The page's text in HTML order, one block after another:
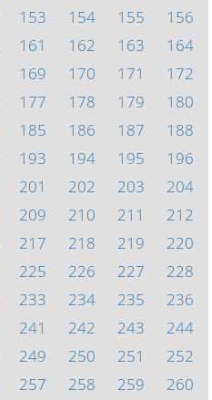
153 154 155
156
161 162 163
164
169 170 171
172
177 178 179
180
185 186 187
188
193 194 195
196
201 202 203
204
209 210 211
212
217 218 219
220
225 226 227
228
233 234 235
236
241 242 243
244
249 250 251
252
257 258 259
260